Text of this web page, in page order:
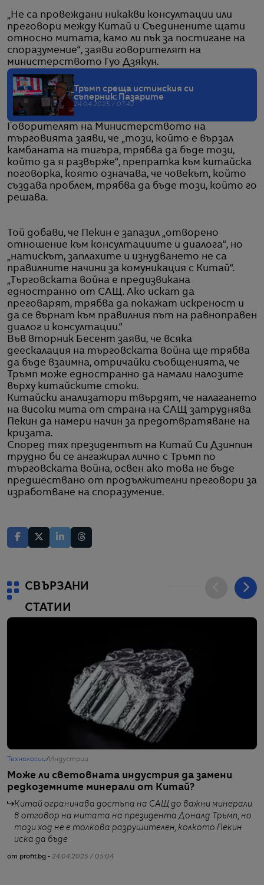
„Не са провеждани никакви консултации или
преговори между Китай и Съединените щати
относно митата, камо ли пък за постигане на
споразумение“, заяви говорителят на
министерството Гуо Дзякун.
Тръмп среща истинския си
съперник: Пазарите
24.04.2025 / 07:42
Говорителят на Министерството на
търговията заяви, че „този, който е вързал
камбаната на тигъра, трябва да бъде този,
който да я развърже“, препратка към китайска
поговорка, която означава, че човекът, който
създава проблем, трябва да бъде този, който го
решава.
Той добави, че Пекин е запазил „отворено
отношение към консултациите и диалога“, но
„натискът, заплахите и изнудването не са
правилните начини за комуникация с Китай“.
„Търговската война е предизвикана
едностранно от САЩ. Ако искат да
преговарят, трябва да покажат искреност и
да се върнат към правилния път на равноправен
диалог и консултации.“
Във вторник Бесент заяви, че всяка
деескалация на търговската война ще трябва
да бъде взаимна, отричайки съобщенията, че
Тръмп може едностранно да намали налозите
върху китайските стоки.
Китайски анализатори твърдят, че налагането
на високи мита от страна на САЩ затруднява
Пекин да намери начин за предотвратяване на
кризата.
Според тях президентът на Китай Си Дзинпин
трудно би се ангажирал лично с Тръмп по
търговската война, освен ако това не бъде
предшествано от продължителни преговори за
изработване на споразумение.
СВЪРЗАНИ
СТАТИИ
Технологии/ Индустрии
Може ли световната индустрия да замени
редкоземните минерали от Китай?
Китай ограничава достъпа на САЩ до важни минерали
в отговор на митата на президента Доналд Тръмп, но
този ход не е толкова разрушителен, колкото Пекин
иска да бъде
от profit.bg - 24.04.2025 / 05:04